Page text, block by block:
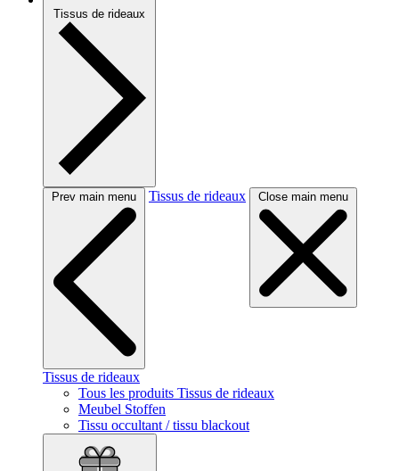
Tissus de rideaux
Prev main menu Tissus de rideaux Close main menu
Tissus de rideaux
Tous les produits Tissus de rideaux
Meubel Stoffen
Tissu occultant / tissu blackout